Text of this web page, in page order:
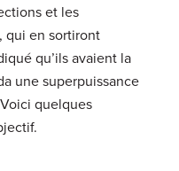
et les
qui en sortiront
qu’ils avaient la
une superpuissance
quelques